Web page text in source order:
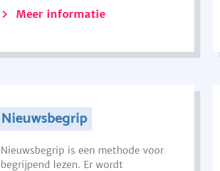
Meer informatie
Nieuwsbegrip
Nieuwsbegrip is een methode voor
begrijpend lezen. Er wordt